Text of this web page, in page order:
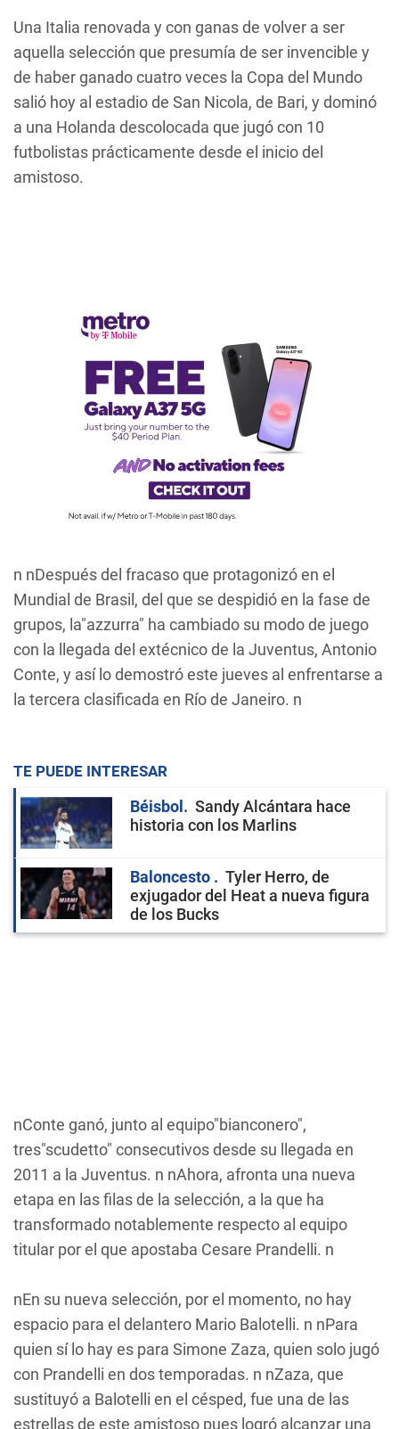
Una Italia renovada y con ganas de volver a ser
aquella selección que presumía de ser invencible y
de haber ganado cuatro veces la Copa del Mundo
salió hoy al estadio de San Nicola, de Bari, y dominó
a una Holanda descolocada que jugó con 10
futbolistas prácticamente desde el inicio del
amistoso.
n nDespués del fracaso que protagonizó en el
Mundial de Brasil, del que se despidió en la fase de
grupos, la"azzurra" ha cambiado su modo de juego
con la llegada del extécnico de la Juventus, Antonio
Conte, y así lo demostró este jueves al enfrentarse a
la tercera clasificada en Río de Janeiro. n
TE PUEDE INTERESAR
Béisbol
Sandy Alcántara hace
historia con los Marlins
Baloncesto
Tyler Herro, de
exjugador del Heat a nueva figura
de los Bucks
nConte ganó, junto al equipo"bianconero",
tres"scudetto" consecutivos desde su llegada en
2011 a la Juventus. n nAhora, afronta una nueva
etapa en las filas de la selección, a la que ha
transformado notablemente respecto al equipo
titular por el que apostaba Cesare Prandelli. n
nEn su nueva selección, por el momento, no hay
espacio para el delantero Mario Balotelli. n nPara
quien sí lo hay es para Simone Zaza, quien solo jugó
con Prandelli en dos temporadas. n nZaza, que
sustituyó a Balotelli en el césped, fue una de las
estrellas de este amistoso pues logró alcanzar una